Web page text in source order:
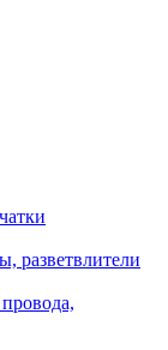
разветвлители